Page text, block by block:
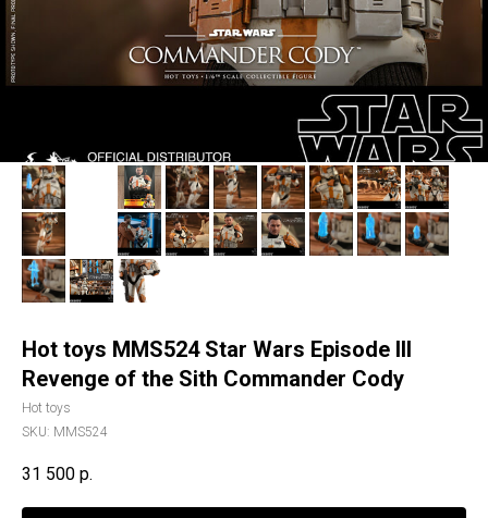
Hot toys MMS524 Star Wars Episode III
Revenge of the Sith Commander Cody
Hot toys
SKU: MMS524
31 500 р.